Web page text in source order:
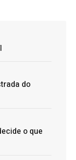
do
o que